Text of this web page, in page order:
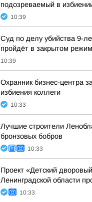
подозреваемый в
10:39
Суд по делу убийства 9-
пройдёт в закрытом
10:39
Охранник бизнес-центра
избиения коллеги
10:33
Лучшие строители
бронзовых бобров
10:33
Проект «Детский
Ленинградской области
10:33